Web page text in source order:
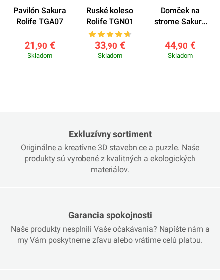
Pavilón Sakura
Rolife TGA07
21 ,90 €
Skladom
Ruské koleso
Rolife TGN01
33,90 €
Skladom
Domček na
strome Sakura
44,90 €
Skladom
Exkluzívny sortiment
Originálne a kreatívne 3D stavebnice a puzzle. Naše
produkty sú vyrobené z kvalitných a ekologických
materiálov.
Garancia spokojnosti
Naše produkty nesplnili Vaše očakávania? Napíšte nám a
my Vám poskytneme zľavu alebo vrátime celú platbu.